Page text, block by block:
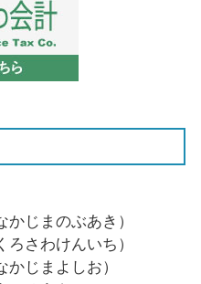
じまのぶあき）
わけんいち）
まよしお）